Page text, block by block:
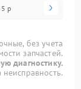
р
без учета
запчастей.
диагностику.